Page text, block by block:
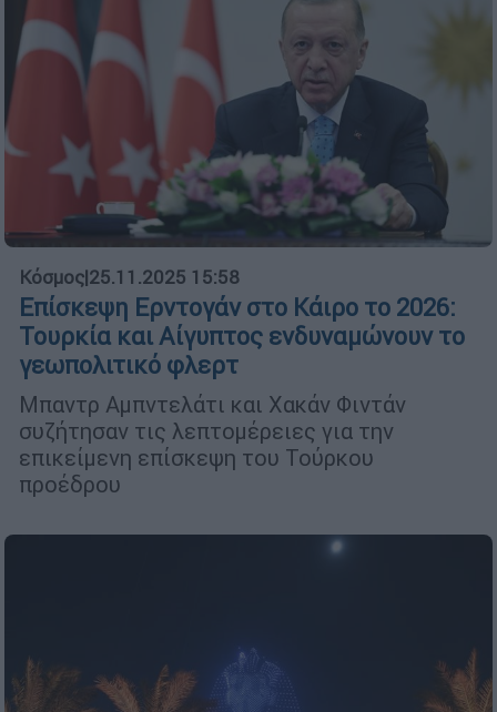
Κόσμος|25.11.2025 15:58
Επίσκεψη Ερντογάν στο Κάιρο το 2026:
Τουρκία και Αίγυπτος ενδυναμώνουν το
γεωπολιτικό φλερτ
Μπαντρ Αμπντελάτι και Χακάν Φιντάν
συζήτησαν τις λεπτομέρειες για την
επικείμενη επίσκεψη του Τούρκου
προέδρου